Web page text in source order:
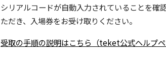
シリアルコードが自動入力されていることを確
ただき、入場券をお受け取りください。
受取の手順の説明はこちら（teket公式ヘルプペ